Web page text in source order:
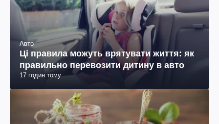
Авто
Ці правила можуть врятувати життя: як
правильно перевозити дитину в авто
17 годин тому